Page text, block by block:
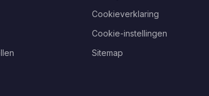
Cookieverklaring
Cookie-instellingen
Sitemap